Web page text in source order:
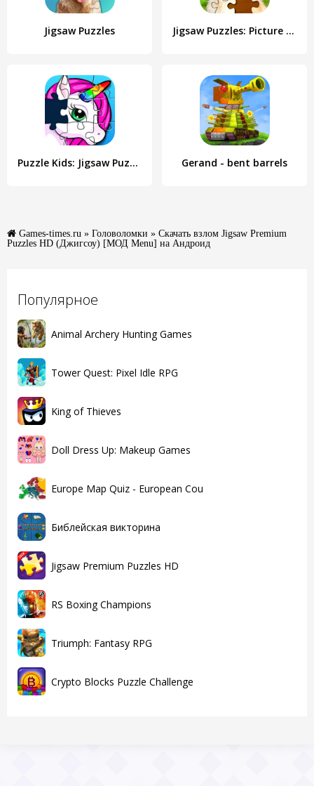
Популярное
Animal Archery Hunting Games
Tower Quest: Pixel Idle RPG
King of Thieves
Doll Dress Up: Makeup Games
Europe Map Quiz - European Cou
Библейская викторина
Jigsaw Premium Puzzles HD
RS Boxing Champions
Triumph: Fantasy RPG
Crypto Blocks Puzzle Challenge
Jigsaw Puzzles Jigsaw Puzzles: Picture Puzzle
Puzzle Kids: Jigsaw Puzzles Gerand - bent barrels
Games-times.ru » Головоломки » Скачать взлом Jigsaw Premium
Puzzles HD (Джигсоу) [МОД Menu] на Андроид